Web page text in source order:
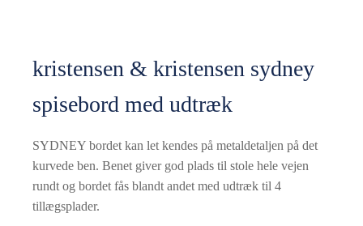
kristensen & kristensen sydney
spisebord med udtræk
SYDNEY bordet kan let kendes på metaldetaljen på det
kurvede ben. Benet giver god plads til stole hele vejen
rundt og bordet fås blandt andet med udtræk til 4
tillægsplader.